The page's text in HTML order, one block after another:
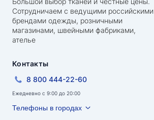
Сотрудничаем с ведущими российскими
брендами одежды, розничными
магазинами, швейными фабриками,
ателье
Контакты
8 800 444-22-60
Ежедневно с 9:00 до 20:00
Телефоны в городах